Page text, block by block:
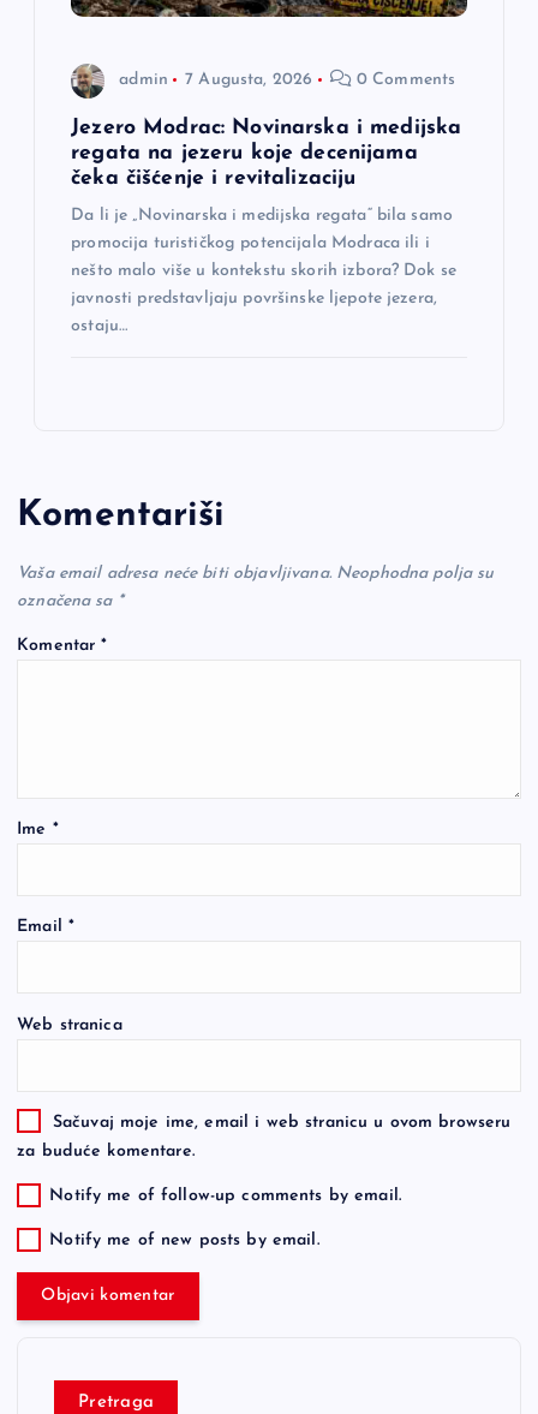
admin 7 Augusta, 2026 0 Comments
Jezero Modrac: Novinarska i medijska
regata na jezeru koje decenijama
čeka čišćenje i revitalizaciju
Da li je „Novinarska i medijska regata“ bila samo
promocija turističkog potencijala Modraca ili i
nešto malo više u kontekstu skorih izbora? Dok se
javnosti predstavljaju površinske ljepote jezera,
ostaju…
Komentariši
Vaša email adresa neće biti objavljivana. Neophodna polja su
označena sa *
Komentar*
Ime *
Email *
Web stranica
Sačuvaj moje ime, email i web stranicu u ovom browseru
za buduće komentare.
Notify me of follow-up comments by email.
Notify me of new posts by email.
Pretraga